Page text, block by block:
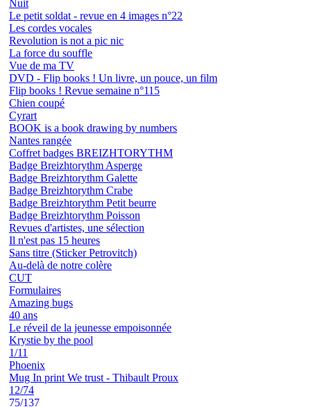
Nuit
Le petit soldat - revue en 4 images n°22
Les cordes vocales
Revolution is not a pic nic
La force du souffle
Vue de ma TV
DVD - Flip books ! Un livre, un pouce, un film
Flip books ! Revue semaine n°115
Chien coupé
Cyrart
BOOK is a book drawing by numbers
Nantes rangée
Coffret badges BREIZHTORYTHM
Badge Breizhtorythm Asperge
Badge Breizhtorythm Galette
Badge Breizhtorythm Crabe
Badge Breizhtorythm Petit beurre
Badge Breizhtorythm Poisson
Revues d'artistes, une sélection
Il n'est pas 15 heures
Sans titre (Sticker Petrovitch)
Au-delà de notre colère
CUT
Formulaires
Amazing bugs
40 ans
Le réveil de la jeunesse empoisonnée
Krystie by the pool
1/11
Phoenix
Mug In print We trust - Thibault Proux
12/74
75/137